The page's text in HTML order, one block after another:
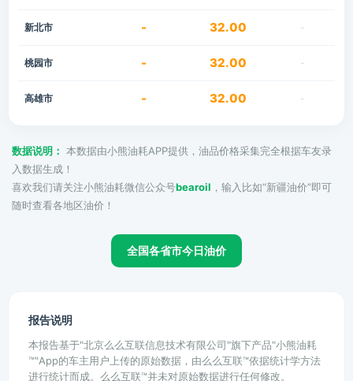
新北市 - 32.00 -
桃园市 - 32.00 -
高雄市 - 32.00 -
数据说明： 本数据由小熊油耗APP提供，油品价格采集完全根据车友录
入数据生成！
喜欢我们请关注小熊油耗微信公众号bearoil ，输入比如“新疆油价”即可
随时查看各地区油价！
全国各省市今日油价
报告说明
本报告基于"北京么么互联信息技术有限公司"旗下产品"小熊油耗
™"App的车主用户上传的原始数据，由么么互联™依据统计学方法
进行统计而成。么么互联™并未对原始数据进行任何修改。